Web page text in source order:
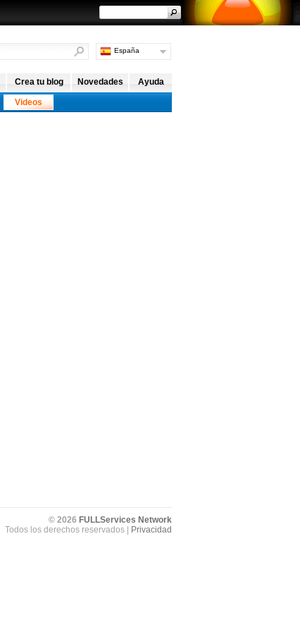
España
Internacional
Crea tu blog Novedades Ayuda
Videos
© 2026 FULLServices Network
Todos los derechos reservados |
Privacidad